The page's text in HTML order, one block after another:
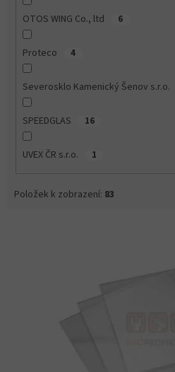
OTOS WING Co., ltd 6
Proteco 4
Severosklo Kamenický Šenov s.r.o.
SPEEDGLAS 16
UVEX ČR s.r.o. 1
Položek k zobrazení: 83